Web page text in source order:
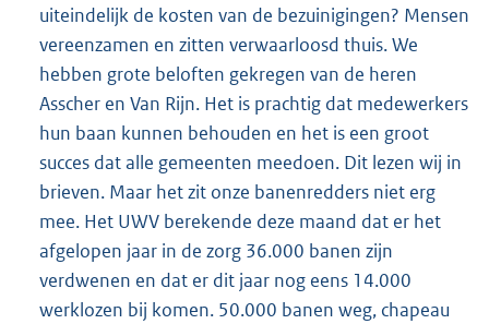
uiteindelijk de kosten van de bezuinigingen? Mensen
vereenzamen en zitten verwaarloosd thuis. We
hebben grote beloften gekregen van de heren
Asscher en Van Rijn. Het is prachtig dat medewerkers
hun baan kunnen behouden en het is een groot
succes dat alle gemeenten meedoen. Dit lezen wij in
brieven. Maar het zit onze banenredders niet erg
mee. Het UWV berekende deze maand dat er het
afgelopen jaar in de zorg 36.000 banen zijn
verdwenen en dat er dit jaar nog eens 14.000
werklozen bij komen. 50.000 banen weg, chapeau